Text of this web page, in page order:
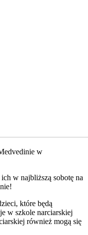
w
w najbliższą sobotę na
które będą
w szkole narciarskiej
również mogą się